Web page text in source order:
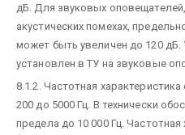
дБ. Для звуковых
акустических помехах,
может быть увеличен до 120
установлен в ТУ на звуковые
8.1.2. Частотная
200 до 5000 Гц. В технически
предела до 10 000 Гц.